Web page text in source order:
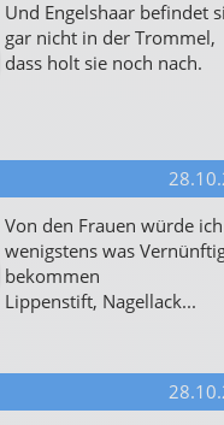
Und Engelshaar befindet
gar nicht in der
dass holt sie noch nach.
Von den Frauen würde ich
wenigstens was
bekommen
Lippenstift, Nagellack...